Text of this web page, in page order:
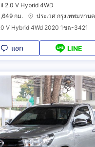
2.0 V Hybrid 4WD
กม.
ประเวศ กรุงเทพมหาน
V Hybrid 4Wd 2020 1ขฉ-3421
แชท LINE